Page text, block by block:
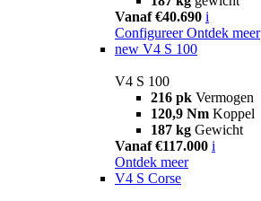
Vanaf €40.690 i
Configureer Ontdek meer
new V4 S 100
V4 S 100
216 pk Vermogen
120,9 Nm Koppel
187 kg Gewicht
Vanaf €117.000 i
Ontdek meer
V4 S Corse